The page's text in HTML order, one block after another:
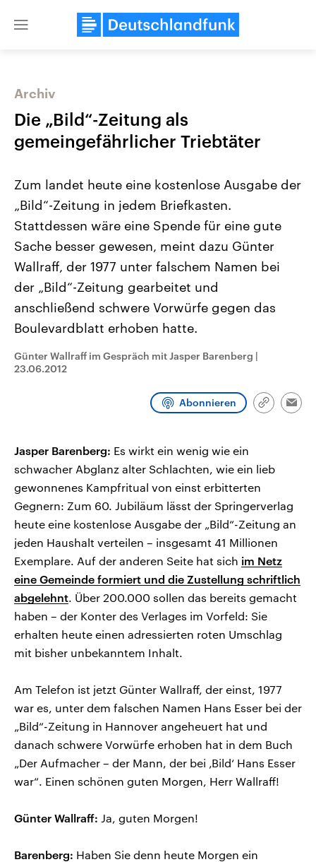
Close
Landtagswahl Sachsen-Anhalt
Alle Informationen
Sachsen-Anhalt wählt am 6.
September 2026 einen neuen
Landtag. Seit 2021 wird das
Bundesland von einer Koalition aus
CDU, SPD und FDP regiert.-
Umfragen, Prognosen,
und Hintergründe zu den Parteien
und Kandidaten der anstehenden
USA
Hintergründe
Wirtschaftlich und
gehören die Vereinigten
den mächtigsten Ländern
mit großem Einfluss auf
aktuelle Weltgeschehen.
Sendungen Programm Podcasts
Archiv
Die „Bild“-Zeitung als
gemeingefährlicher Triebtäter
Zum landet heute eine kostenlose Ausgabe der
„Bild“-Zeitung in jedem Briefkasten.
Stattdessen wäre eine Spende für eine gute
Sache besser gewesen, meint dazu Günter
Wallraff, der 1977 unter falschem Namen bei
der „Bild“-Zeitung gearbeitet und
anschließend schwere Vorwürfe gegen das
Boulevardblatt erhoben hatte.
Günter Wallraff im Gespräch mit Jasper Barenberg |
23.06.2012
Abonnieren
Link
Jasper Barenberg: Es wirkt ein wenig wie ein
schwacher Abglanz alter Schlachten, wie ein lieb
gewonnenes Kampfritual von einst erbitterten
Gegnern: Zum 60. Jubiläum lässt der Springerverlag
heute eine kostenlose Ausgabe der „Bild“-Zeitung an
jeden Haushalt verteilen – insgesamt 41 Millionen
Exemplare. Auf der anderen Seite hat sich im Netz
eine Gemeinde formiert und die Zustellung schriftlich
abgelehnt. Über 200.000 sollen das bereits gemacht
haben – der Konter des Verlages im Vorfeld: Sie
erhalten heute einen adressierten roten Umschlag
mit bisher unbekanntem Inhalt.
Am Telefon ist jetzt Günter Wallraff, der einst, 1977
war es, unter dem falschen Namen Hans Esser bei der
„Bild“-Zeitung in Hannover angeheuert hat und
danach schwere Vorwürfe erhoben hat in dem Buch
„Der Aufmacher – der Mann, der bei ‚Bild‘ Hans Esser
war“. Einen schönen guten Morgen, Herr Wallraff!
Günter Wallraff: Ja, guten Morgen!
Barenberg: Haben Sie denn heute Morgen ein